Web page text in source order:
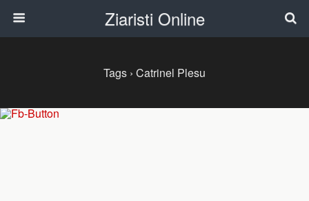
Ziaristi Online
Tags › Catrinel Plesu